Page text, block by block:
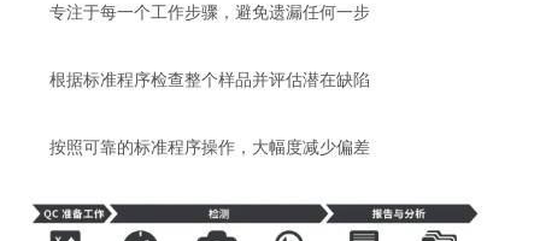
专注于每一个工作步骤，避免遗漏任何一步
根据标准程序检查整个样品并评估潜在缺陷
按照可靠的标准程序操作，大幅度减少偏差